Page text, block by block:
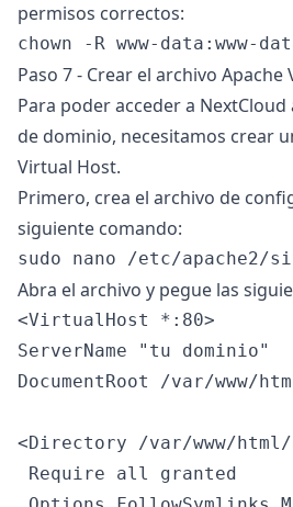
permisos correctos:
Paso 7 - Crear el archivo
Para poder acceder a
de dominio, necesitamos crear
Virtual Host.
Primero, crea el archivo de
siguiente comando:
Abra el archivo y pegue las
<VirtualHost *:80>
ServerName "tu dominio"
DocumentRoot /var/www/
<Directory /var/www/
Require all granted